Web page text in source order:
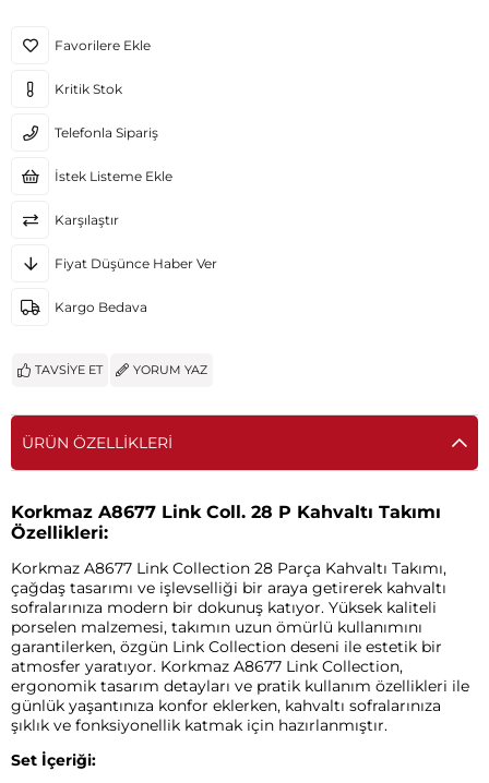
Favorilere Ekle
Kritik Stok
Telefonla Sipariş
İstek Listeme Ekle
Karşılaştır
Fiyat Düşünce Haber Ver
Kargo Bedava
TAVSIYE ET YORUM YAZ
ÜRÜN ÖZELLIKLERI
Korkmaz A8677 Link Coll. 28 P Kahvaltı Takımı
Özellikleri:
Korkmaz A8677 Link Collection 28 Parça Kahvaltı Takımı,
çağdaş tasarımı ve işlevselliği bir araya getirerek kahvaltı
sofralarınıza modern bir dokunuş katıyor. Yüksek kaliteli
porselen malzemesi, takımın uzun ömürlü kullanımını
garantilerken, özgün Link Collection deseni ile estetik bir
atmosfer yaratıyor. Korkmaz A8677 Link Collection,
ergonomik tasarım detayları ve pratik kullanım özellikleri ile
günlük yaşantınıza konfor eklerken, kahvaltı sofralarınıza
şıklık ve fonksiyonellik katmak için hazırlanmıştır.
Set İçeriği: